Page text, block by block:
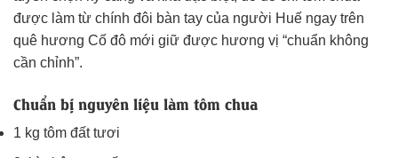
được làm từ chính đôi bàn tay của người Huế ngay trên
quê hương Cố đô mới giữ được hương vị “chuẩn không
cần chỉnh”.
Chuẩn bị nguyên liệu làm tôm chua
1 kg tôm đất tươi